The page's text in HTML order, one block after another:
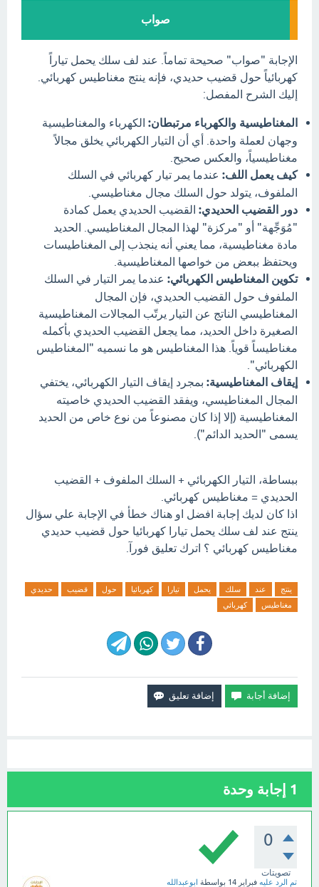
صواب
الإجابة "صواب" صحيحة تماماً. عند لف سلك يحمل تياراً
كهربائياً حول قضيب حديدي، فإنه ينتج مغناطيس كهربائي.
إليك الشرح المفصل:
المغناطيسية والكهرباء مرتبطان: الكهرباء والمغناطيسية
وجهان لعملة واحدة. أي أن التيار الكهربائي يخلق مجالاً
مغناطيسياً، والعكس صحيح.
كيف يعمل اللف: عندما يمر تيار كهربائي في السلك
الملفوف، يتولد حول السلك مجال مغناطيسي.
دور القضيب الحديدي: القضيب الحديدي يعمل كمادة
"مُوَجِّهة" أو "مركزة" لهذا المجال المغناطيسي. الحديد
مادة مغناطيسية، مما يعني أنه ينجذب إلى المغناطيسات
ويحتفظ ببعض من خواصها المغناطيسية.
تكوين المغناطيس الكهربائي: عندما يمر التيار في السلك
الملفوف حول القضيب الحديدي، فإن المجال
المغناطيسي الناتج عن التيار يرتّب المجالات المغناطيسية
الصغيرة داخل الحديد، مما يجعل القضيب الحديدي بأكمله
مغناطيساً قوياً. هذا المغناطيس هو ما نسميه "المغناطيس
الكهربائي".
إيقاف المغناطيسية: بمجرد إيقاف التيار الكهربائي، يختفي
المجال المغناطيسي، ويفقد القضيب الحديدي خاصيته
المغناطيسية (إلا إذا كان مصنوعاً من نوع خاص من الحديد
يسمى "الحديد الدائم").
ببساطة، التيار الكهربائي + السلك الملفوف + القضيب
الحديدي = مغناطيس كهربائي.
اذا كان لديك إجابة افضل او هناك خطأ في الإجابة علي سؤال
ينتج عند لف سلك يحمل تيارا كهربائيا حول قضيب حديدي
مغناطيس كهربائي ؟ اترك تعليق فورآ.
ينتج عند سلك يحمل تيارا كهربائيا حول قضيب
حديدي
مغناطيس
كهربائي
1 إجابة وحدة
0
تصويتات
تم الرد عليه فبراير 14 بواسطة ابوعبدالله